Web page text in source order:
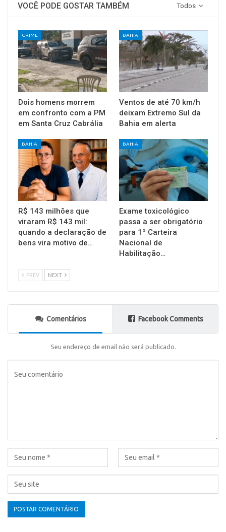
Todos
VOCÊ PODE GOSTAR TAMBÉM
CRIME
Dois homens morrem
em confronto com a PM
em Santa Cruz Cabrália
BAHIA
Ventos de até 70 km/h
deixam Extremo Sul da
Bahia em alerta
BAHIA
R$ 143 milhões que
viraram R$ 143 mil:
quando a declaração de
bens vira motivo de…
BAHIA
Exame toxicológico
passa a ser obrigatório
para 1ª Carteira
Nacional de
Habilitação…
PREV NEXT
Comentários Facebook Comments
Seu endereço de email não será publicado.